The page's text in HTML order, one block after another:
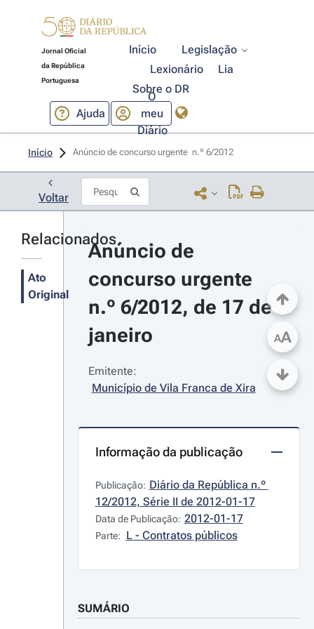
Jornal Oficial
da República
Portuguesa
Início
Legislação
Lexionário
Lia
Sobre o DR
Ajuda
O
meu
Diário
Início Anúncio de concurso urgente  n.º 6/2012
Voltar
Relacionados
Ato
Original
Anúncio de
concurso urgente
n.º 6/2012, de 17 de
janeiro
Emitente:
Município de Vila Franca de Xira
Informação da publicação
Publicação: Diário da República n.º
12/2012, Série II de 2012-01-17
Data de Publicação: 2012-01-17
Parte: L - Contratos públicos
SUMÁRIO
AA